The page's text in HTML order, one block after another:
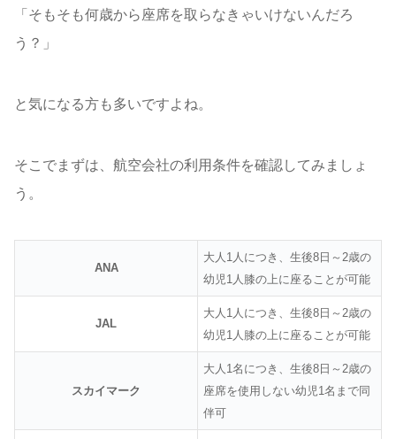
「そもそも何歳から座席を取らなきゃいけないんだろ
う？」
と気になる方も多いですよね。
そこでまずは、航空会社の利用条件を確認してみましょ
う。
ANA
大人1人につき、生後8日～2歳の
幼児1人膝の上に座ることが可能
JAL
大人1人につき、生後8日～2歳の
幼児1人膝の上に座ることが可能
スカイマーク
大人1名につき、生後8日～2歳の
座席を使用しない幼児1名まで同
伴可